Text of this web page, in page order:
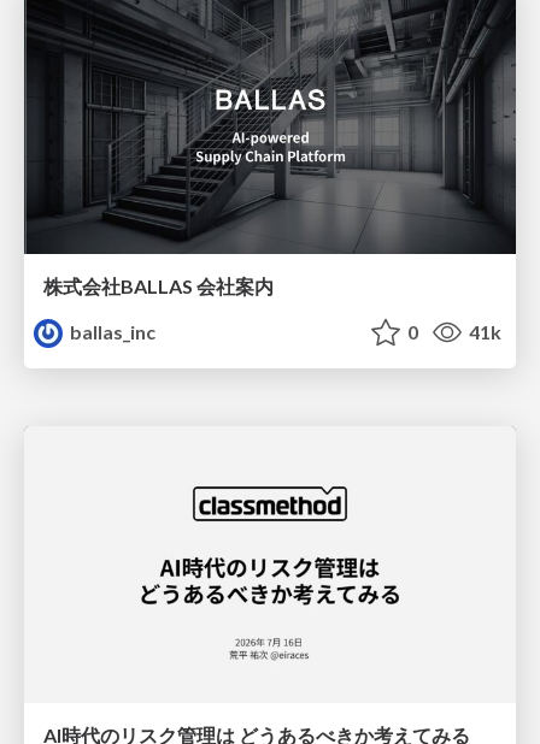
株式会社BALLAS 会社案内
ballas_inc
0 41k
AI時代のリスク管理は どうあるべきか考えてみる